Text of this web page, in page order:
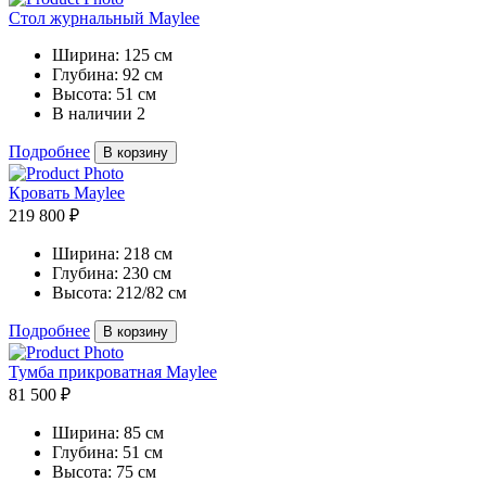
Стол журнальный Maylee
Ширина: 125 см
Глубина: 92 см
Высота: 51 см
В наличии 2
Подробнее В корзину
Кровать Maylee
219 800 ₽
Ширина: 218 см
Глубина: 230 см
Высота: 212/82 см
Подробнее В корзину
Тумба прикроватная Maylee
81 500 ₽
Ширина: 85 см
Глубина: 51 см
Высота: 75 см